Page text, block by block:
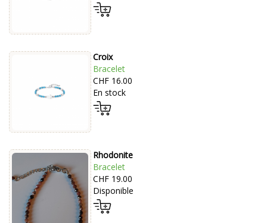
Croix
Bracelet
CHF 16.00
En stock
Rhodonite
Bracelet
CHF 19.00
Disponible